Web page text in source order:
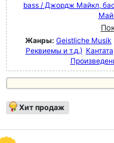
bass / Джордж Майкл, бас
Жанры: Geistliche Musik
Реквиемы и т.д.) Кантата
Хит продаж